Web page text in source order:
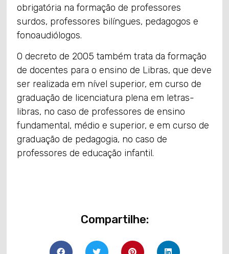
obrigatória na formação de professores
surdos, professores bilíngues, pedagogos e
fonoaudiólogos.
O decreto de 2005 também trata da formação
de docentes para o ensino de Libras, que deve
ser realizada em nível superior, em curso de
graduação de licenciatura plena em letras-
libras, no caso de professores de ensino
fundamental, médio e superior, e em curso de
graduação de pedagogia, no caso de
professores de educação infantil.
Compartilhe: